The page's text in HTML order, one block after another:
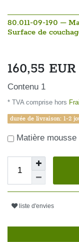
80.011-09-190 –
Surface de
160,55 EUR
Contenu 1
* TVA comprise hors
durée de livraison: 1-2
Matière
liste d'envies